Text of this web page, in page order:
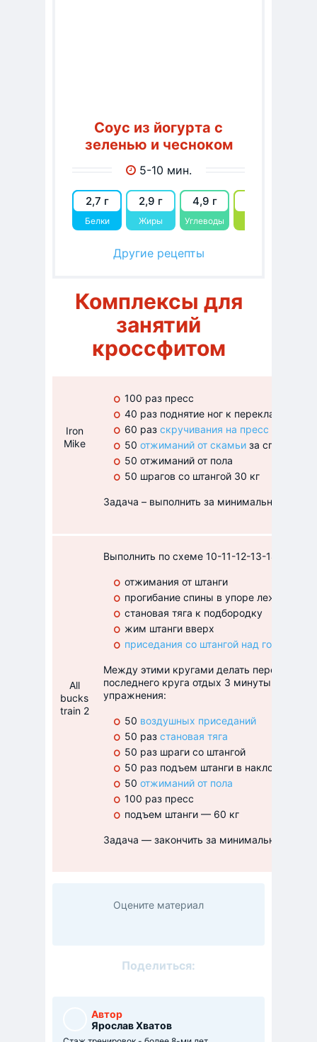
Соус из йогурта с
зеленью и чесноком
2,7 г
Белки
2,9 г
Жиры
4,9 г
Углеводы
5-10 мин.
Другие рецепты
Комплексы для
занятий
кроссфитом
Iron
Mike
100 раз пресс
40 раз поднятие ног к перекладине
60 раз скручивания на пресс
50 отжиманий от скамьи за спиной
50 отжиманий от пола
50 шрагов со штангой 30 кг
Задача – выполнить за минимальное
All
bucks
train 2
Выполнить по схеме 10-11-12-13-14
отжимания от штанги
прогибание спины в упоре лежа
становая тяга к подбородку
жим штанги вверх
приседания со штангой над головой
Между этими кругами делать перерыв на
последнего круга отдых 3 минуты, после
упражнения:
50 воздушных приседаний
50 раз становая тяга
50 раз шраги со штангой
50 раз подъем штанги в наклоне
50 отжиманий от пола
100 раз пресс
подъем штанги — 60 кг
Задача — закончить за минимальное
Оцените материал
Поделиться:
Автор
Ярослав Хватов